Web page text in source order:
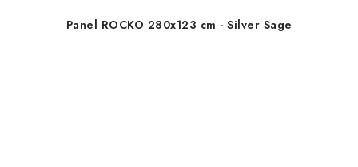
Panel ROCKO 280x123 cm - Silver Sage